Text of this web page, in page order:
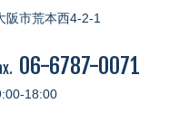
阪市荒本西4-2-1
06-6787-0071
18:00